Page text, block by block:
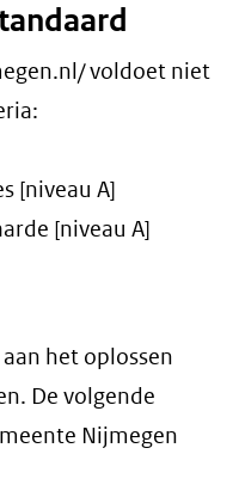
voldoet niet
[niveau A]
[niveau A]
het oplossen
De volgende
Nijmegen